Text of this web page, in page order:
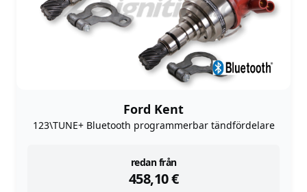
Ford Kent
123\TUNE+ Bluetooth programmerbar tändfördelare
redan från
458,10€
instock